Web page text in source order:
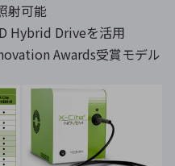
射可能
Hybrid Driveを活用
Awards受賞モデル